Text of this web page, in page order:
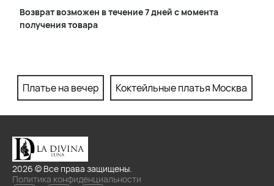
Возврат возможен в течение 7 дней с момента
получения товара
Платье на вечер Коктейльные платья Москва
2026 © Все права защищены.
Политика конфиденциальности